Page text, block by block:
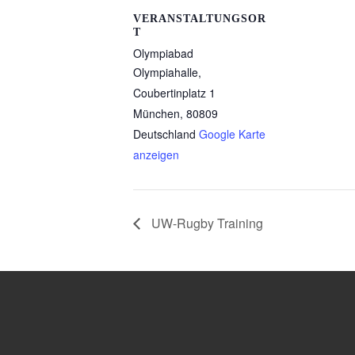
VERANSTALTUNGSOR
T
Olympiabad
Olympiahalle,
Coubertinplatz 1
München, 80809
Deutschland Google Karte
anzeigen
UW-Rugby Training